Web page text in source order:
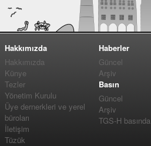
Hakkımızda
Hakkımızda
Künye
Tezler
Yönetim Kurulu
Üye dernerkleri ve yerel
büroları
İletişim
Tüzük
Haberler
Güncel
Arşiv
Basın
Güncel
Arşiv
TGS-H basında